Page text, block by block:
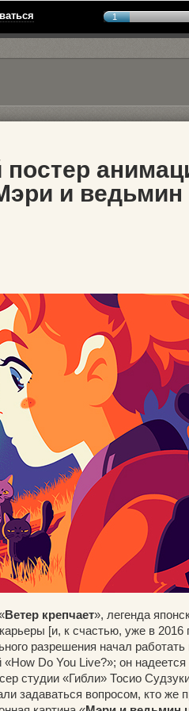
1
и ведьмин
Ветер крепчает», легенда
[и, к счастью, уже в 2016
разрешения начал
Do You Live?»; он
студии «Гибли» Тосио
задаваться вопросом, кто же